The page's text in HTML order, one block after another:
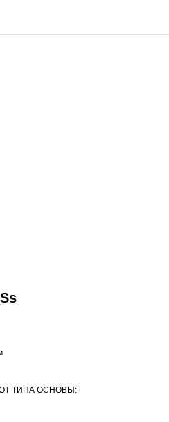
ТИПА ОСНОВЫ: